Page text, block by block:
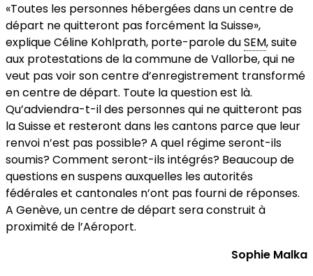
«Toutes les personnes hébergées dans un centre de
départ ne quitteront pas forcément la Suisse»,
explique Céline Kohlprath, porte-parole duSEM, suite
aux protestations de la commune de Vallorbe, qui ne
veut pas voir son centre d’enregistrement transformé
en centre de départ. Toute la question est là.
Qu’adviendra-t-il des personnes qui ne quitteront pas
la Suisse et resteront dans les cantons parce que leur
renvoi n’est pas possible? A quel régime seront-ils
soumis? Comment seront-ils intégrés? Beaucoup de
questions en suspens auxquelles les autorités
fédérales et cantonales n’ont pas fourni de réponses.
A Genève, un centre de départ sera construit à
proximité de l’Aéroport.
Sophie Malka